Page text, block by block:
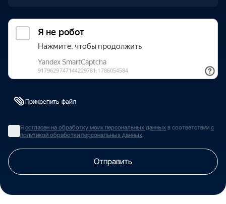
Прикрепить файл
Я согласен на обработку моих персональных данных в соответствии с
политикой обработки персональных данных.
Отправить